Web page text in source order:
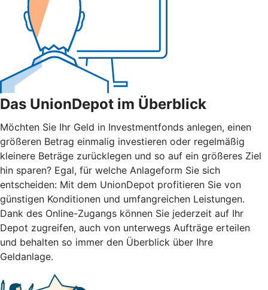
Das UnionDepot im Überblick
Möchten Sie Ihr Geld in Investmentfonds anlegen, einen
größeren Betrag einmalig investieren oder regelmäßig
kleinere Beträge zurücklegen und so auf ein größeres Ziel
hin sparen? Egal, für welche Anlageform Sie sich
entscheiden: Mit dem UnionDepot profitieren Sie von
günstigen Konditionen und umfangreichen Leistungen.
Dank des Online-Zugangs können Sie jederzeit auf Ihr
Depot zugreifen, auch von unterwegs Aufträge erteilen
und behalten so immer den Überblick über Ihre
Geldanlage.